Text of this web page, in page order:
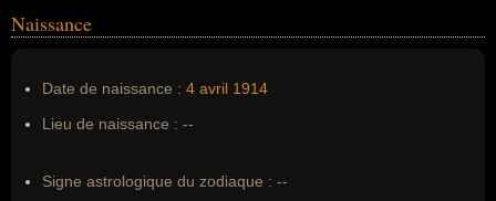
Surnom : --
Naissance
Date de naissance : 4 avril 1914
Lieu de naissance : --
Signe astrologique du zodiaque : --